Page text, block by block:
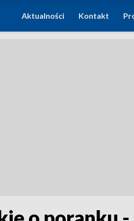
Aktualności Kontakt